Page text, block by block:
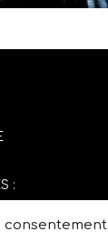
consentement
: